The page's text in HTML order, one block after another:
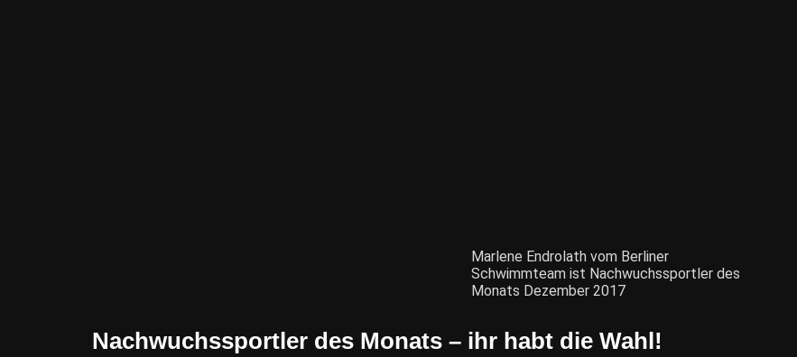
Marlene Endrolath vom Berliner
Schwimmteam ist Nachwuchssportler des
Monats Dezember 2017
Nachwuchssportler des Monats – ihr habt die Wahl!